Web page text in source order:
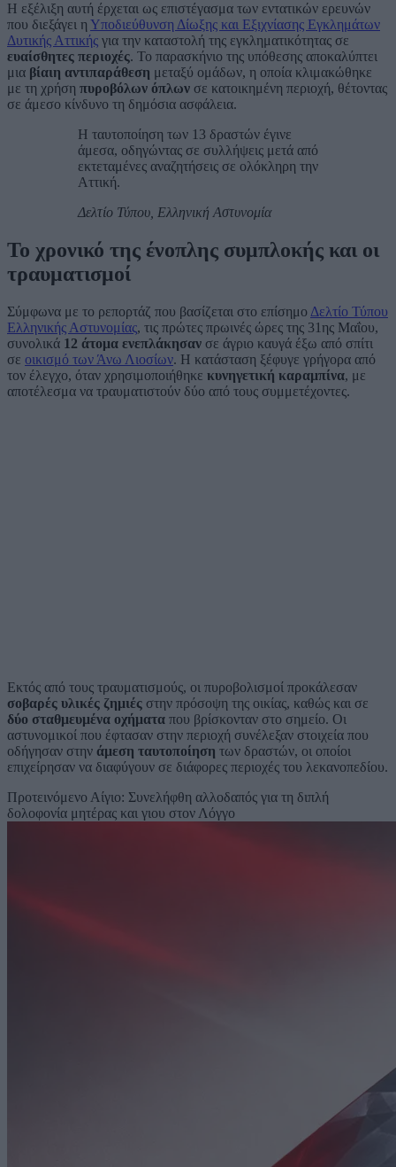
Η εξέλιξη αυτή έρχεται ως επιστέγασμα των εντατικών ερευνών
που διεξάγει η Υποδιεύθυνση Δίωξης και Εξιχνίασης Εγκλημάτων
Δυτικής Αττικής για την καταστολή της εγκληματικότητας σε
ευαίσθητες περιοχές. Το παρασκήνιο της υπόθεσης αποκαλύπτει
μια βίαιη αντιπαράθεση μεταξύ ομάδων, η οποία κλιμακώθηκε
με τη χρήση πυροβόλων όπλων σε κατοικημένη περιοχή, θέτοντας
σε άμεσο κίνδυνο τη δημόσια ασφάλεια.
Η ταυτοποίηση των 13 δραστών έγινε
άμεσα, οδηγώντας σε συλλήψεις μετά από
εκτεταμένες αναζητήσεις σε ολόκληρη την
Αττική.
Δελτίο Τύπου, Ελληνική Αστυνομία
Το χρονικό της ένοπλης συμπλοκής και οι
τραυματισμοί
Σύμφωνα με το ρεπορτάζ που βασίζεται στο επίσημο Δελτίο Τύπου
Ελληνικής Αστυνομίας, τις πρώτες πρωινές ώρες της 31ης Μαΐου,
συνολικά 12 άτομα ενεπλάκησαν σε άγριο καυγά έξω από σπίτι
σε οικισμό των Άνω Λιοσίων. Η κατάσταση ξέφυγε γρήγορα από
τον έλεγχο, όταν χρησιμοποιήθηκε κυνηγετική καραμπίνα, με
αποτέλεσμα να τραυματιστούν δύο από τους συμμετέχοντες.
Εκτός από τους τραυματισμούς, οι πυροβολισμοί προκάλεσαν
σοβαρές υλικές ζημιές στην πρόσοψη της οικίας, καθώς και σε
δύο σταθμευμένα οχήματα που βρίσκονταν στο σημείο. Οι
αστυνομικοί που έφτασαν στην περιοχή συνέλεξαν στοιχεία που
οδήγησαν στην άμεση ταυτοποίηση των δραστών, οι οποίοι
επιχείρησαν να διαφύγουν σε διάφορες περιοχές του λεκανοπεδίου.
Προτεινόμενο Αίγιο: Συνελήφθη αλλοδαπός για τη διπλή
δολοφονία μητέρας και γιου στον Λόγγο